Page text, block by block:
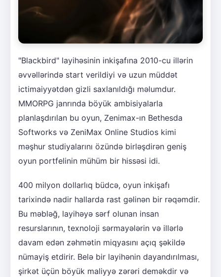
"Blackbird" layihəsinin inkişafına 2010-cu illərin
əvvəllərində start verildiyi və uzun müddət
ictimaiyyətdən gizli saxlanıldığı məlumdur.
MMORPG janrında böyük ambisiyalarla
planlaşdırılan bu oyun, Zenimax-ın Bethesda
Softworks və ZeniMax Online Studios kimi
məşhur studiyalarını özündə birləşdirən geniş
oyun portfelinin mühüm bir hissəsi idi.
400 milyon dollarlıq büdcə, oyun inkişafı
tarixində nadir hallarda rast gəlinən bir rəqəmdir.
Bu məbləğ, layihəyə sərf olunan insan
resurslarının, texnoloji sərmayələrin və illərlə
davam edən zəhmətin miqyasını açıq şəkildə
nümayiş etdirir. Belə bir layihənin dayandırılması,
şirkət üçün böyük maliyyə zərəri deməkdir və